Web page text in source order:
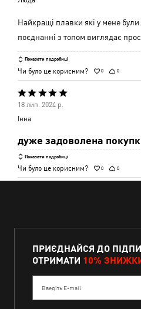
5Найкращі плавки які у мене
поєднанні з топом виглядає
Показати подробиці
Чи було це корисним? 0 0
Оцінено
5
5
18 лип. 2024 р.
Інна
дуже задоволена
Показати подробиці
Чи було це корисним? 0 0
ПРИЄДНАЙСЯ ДО
ОТРИМАТИ 10%
Введіть E-mail